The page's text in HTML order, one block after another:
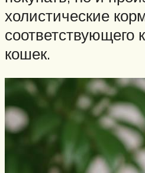
холистические
соответствующего
кошек.